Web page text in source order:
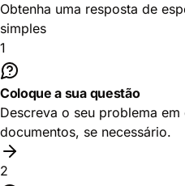
Obtenha uma resposta de
simples
1
Coloque a sua questão
Descreva o seu problema
documentos, se necessário.
2